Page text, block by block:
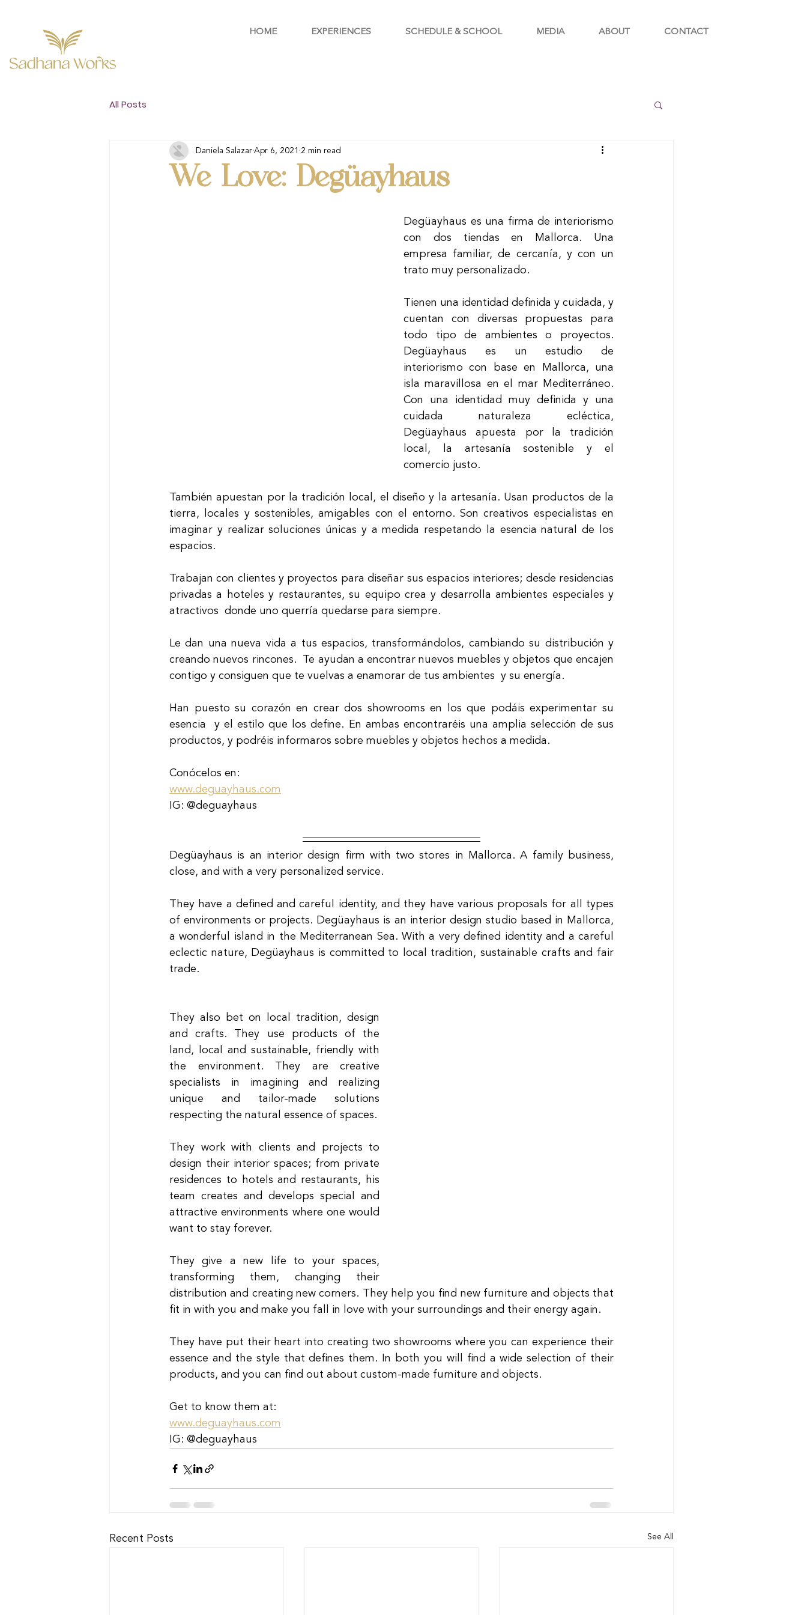
HOME EXPERIENCES SCHEDULE & SCHOOL MEDIA ABOUT CONTACT
All Posts
We Love: Degüayhaus
Daniela Salazar Apr 6, 2021 2 min read
Degüayhaus es una firma de interiorismo
con dos tiendas en Mallorca. Una
empresa familiar, de cercanía, y con un
trato muy personalizado.
Tienen una identidad definida y cuidada, y
cuentan con diversas propuestas para
todo tipo de ambientes o proyectos.
Degüayhaus es un estudio de
interiorismo con base en Mallorca, una
isla maravillosa en el mar Mediterráneo.
Con una identidad muy definida y una
cuidada naturaleza ecléctica,
Degüayhaus apuesta por la tradición
local, la artesanía sostenible y el
comercio justo.
También apuestan por la tradición local, el diseño y la artesanía. Usan productos de la
tierra, locales y sostenibles, amigables con el entorno. Son creativos especialistas en
imaginar y realizar soluciones únicas y a medida respetando la esencia natural de los
espacios.
Trabajan con clientes y proyectos para diseñar sus espacios interiores; desde residencias
privadas a hoteles y restaurantes, su equipo crea y desarrolla ambientes especiales y
atractivos  donde uno querría quedarse para siempre.
Le dan una nueva vida a tus espacios, transformándolos, cambiando su distribución y
creando nuevos rincones.  Te ayudan a encontrar nuevos muebles y objetos que encajen
contigo y consiguen que te vuelvas a enamorar de tus ambientes  y su energía.
Han puesto su corazón en crear dos showrooms en los que podáis experimentar su
esencia  y el estilo que los define. En ambas encontraréis una amplia selección de sus
productos, y podréis informaros sobre muebles y objetos hechos a medida.
Conócelos en:
www.deguayhaus.com
IG: @deguayhaus
Degüayhaus is an interior design firm with two stores in Mallorca. A family business,
close, and with a very personalized service.
They have a defined and careful identity, and they have various proposals for all types
of environments or projects. Degüayhaus is an interior design studio based in Mallorca,
a wonderful island in the Mediterranean Sea. With a very defined identity and a careful
eclectic nature, Degüayhaus is committed to local tradition, sustainable crafts and fair
trade.
They also bet on local tradition, design
and crafts. They use products of the
land, local and sustainable, friendly with
the environment. They are creative
specialists in imagining and realizing
unique and tailor-made solutions
respecting the natural essence of spaces.
They work with clients and projects to
design their interior spaces; from private
residences to hotels and restaurants, his
team creates and develops special and
attractive environments where one would
want to stay forever.
They give a new life to your spaces,
transforming them, changing their
distribution and creating new corners. They help you find new furniture and objects that
fit in with you and make you fall in love with your surroundings and their energy again.
They have put their heart into creating two showrooms where you can experience their
essence and the style that defines them. In both you will find a wide selection of their
products, and you can find out about custom-made furniture and objects.
Get to know them at:
www.deguayhaus.com
IG: @deguayhaus
Recent Posts See All